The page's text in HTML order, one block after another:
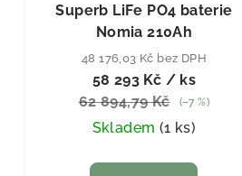
Superb LiFe PO4 baterie
Nomia 210Ah
48 176,03 Kč bez DPH
58 293 Kč / ks
62 894,79 Kč
(–7 %)
Skladem (1 ks)